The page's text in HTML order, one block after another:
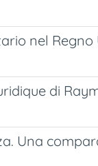
nel Regno
di
Una